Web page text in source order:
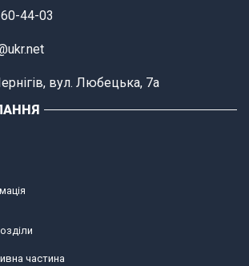
44-03
вул. Любецька, 7а
частина